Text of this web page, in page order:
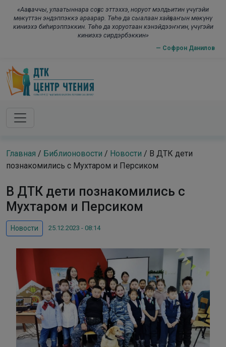
«Ааҕааччы, улаатыннара соҕус эттэххэ, норуот мэлдьитин үчүгэйи
мөкүттэн эндэппэккэ араарар. Төһө да сыалаан хайҕааҥын мөкүнү
киниэхэ биһирэппэккин. Төһө да хоруотаан кэнэйдээҥҥин, үчүгэйи
киниэхэ сирдэрбэккин»
— Софрон Данилов
Skip to main content
Главная / Библионовости / Новости / В ДТК дети
познакомились с Мухтаром и Персиком
В ДТК дети познакомились с
Мухтаром и Персиком
Новости 25.12.2023 - 08:14